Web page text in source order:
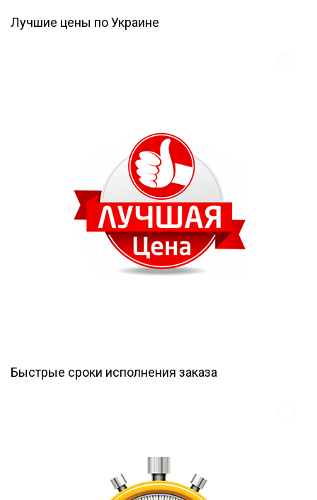
Лучшие цены по Украине
Быстрые сроки исполнения заказа